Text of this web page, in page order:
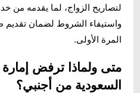
لتصاريح الزواج، لما يقدمه من
واستيفاء الشروط لضمان
المرة الأولى.
متى ولماذا ترفض
السعودية من أجنبي؟